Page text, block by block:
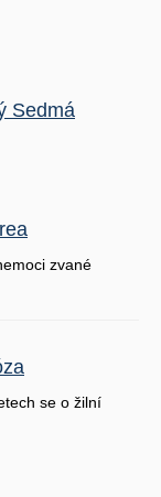
Sedmá
zvané
se o žilní